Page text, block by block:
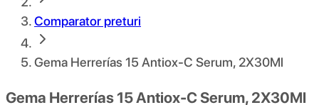
Comparator preturi
Gema Herrerías 15 Antiox-C Serum, 2X30Ml
Gema Herrerías 15 Antiox-C Serum, 2X30Ml